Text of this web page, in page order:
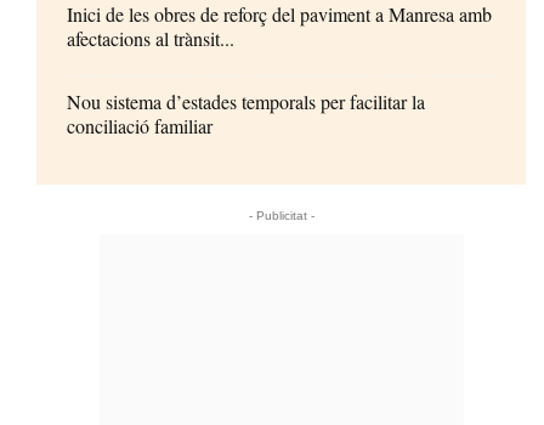
Inici de les obres de reforç del paviment a Manresa amb
afectacions al trànsit...
Nou sistema d’estades temporals per facilitar la
conciliació familiar
- Publicitat -